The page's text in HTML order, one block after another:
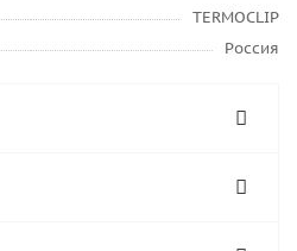
TERMOCLIP
Россия